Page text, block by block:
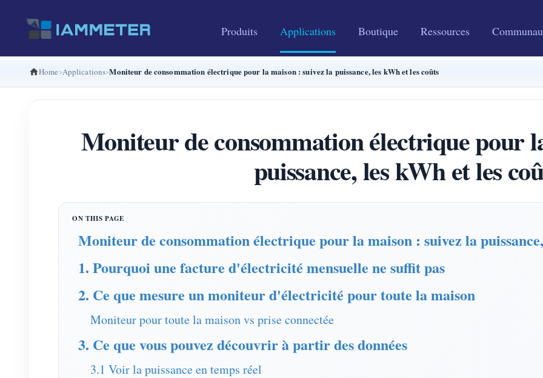
Produits Applications Boutique Ressources
Home Applications Moniteur de consommation électrique pour la maison : suivez la puissance, les kWh et les coûts
Moniteur de consommation électrique pour
puissance, les kWh et les
Moniteur de consommation électrique pour la maison : suivez la
1. Pourquoi une facture d'électricité mensuelle ne suffit pas
2. Ce que mesure un moniteur d'électricité pour toute la maison
Moniteur pour toute la maison vs prise connectée
3. Ce que vous pouvez découvrir à partir des données
3.1 Voir la puissance en temps réel